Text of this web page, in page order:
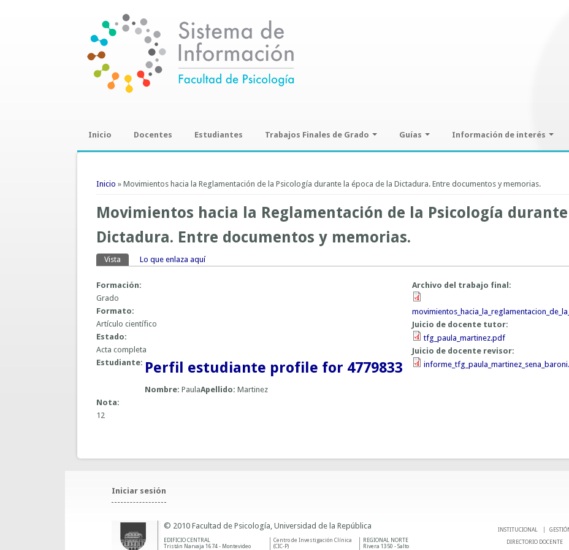
Inicio Docentes Estudiantes Trabajos Finales de Grado Guías
Guías prácticas o proyectos
Guías UCO
Información de interés
Se encuentra usted aquí
Inicio » Movimientos hacia la Reglamentación de la Psicología durante la época de la Dictadura. Entre documentos y memorias.
Movimientos hacia la Reglamentación de la Psicología
Dictadura. Entre documentos y memorias.
Solapas principales
Vista (solapa activa)
Lo que enlaza aquí
Formación:
Grado
Formato:
Artículo científico
Estado:
Acta completa
Estudiante: Perfil estudiante profile for 4779833
Nombre: PaulaApellido: Martinez
Nota:
12
Archivo del trabajo final:
Juicio de docente tutor:
tfg_paula_martinez.pdf
Juicio de docente revisor:
Iniciar sesión
INSTITUCIONAL
DIRECTORIO DOCENTE
© 2010 Facultad de Psicología, Universidad de la República
REGIONAL NORTE
Rivera 1350 - Salto
Centro de Investigación Clínica
(CIC-P)
EDIFICIO CENTRAL
Tristán Narvaja 1674 - Montevideo